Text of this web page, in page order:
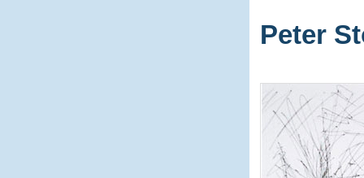
Peter